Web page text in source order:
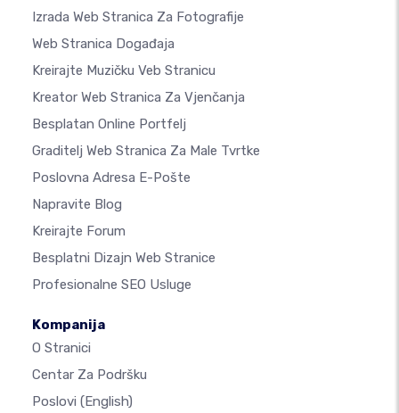
Izrada Web Stranica Za Fotografije
Web Stranica Događaja
Kreirajte Muzičku Veb Stranicu
Kreator Web Stranica Za Vjenčanja
Besplatan Online Portfelj
Graditelj Web Stranica Za Male Tvrtke
Poslovna Adresa E-Pošte
Napravite Blog
Kreirajte Forum
Besplatni Dizajn Web Stranice
Profesionalne SEO Usluge
Kompanija
O Stranici
Centar Za Podršku
Poslovi (English)